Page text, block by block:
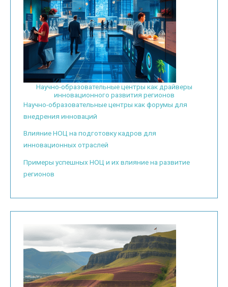
Научно-образовательные центры как драйверы
инновационного развития регионов
Научно-образовательные центры как форумы для
внедрения инноваций
Влияние НОЦ на подготовку кадров для
инновационных отраслей
Примеры успешных НОЦ и их влияние на развитие
регионов